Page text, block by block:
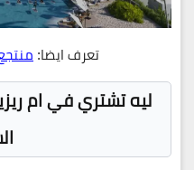
تعرف ايضا:
ليه تشتري في ام